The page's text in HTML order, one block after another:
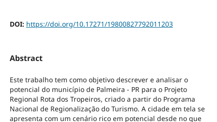
DOI: https://doi.org/10.17271/19800827792011203
Abstract
Este trabalho tem como objetivo descrever e analisar o
potencial do município de Palmeira - PR para o Projeto
Regional Rota dos Tropeiros, criado a partir do Programa
Nacional de Regionalização do Turismo. A cidade em tela se
apresenta com um cenário rico em potencial desde no que